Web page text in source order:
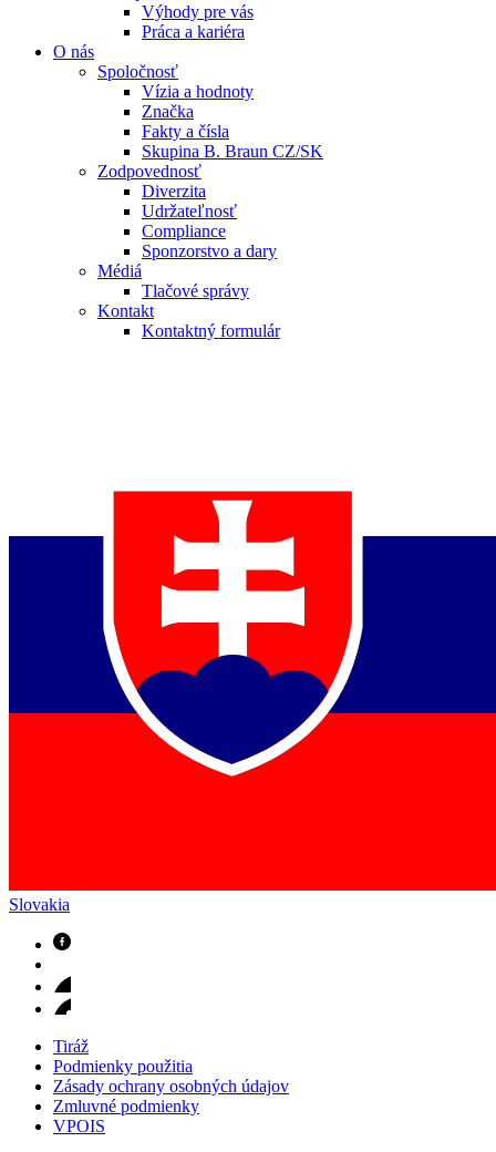
Výhody pre vás
Práca a kariéra
O nás
Spoločnosť
Vízia a hodnoty
Značka
Fakty a čísla
Skupina B. Braun CZ/SK
Zodpovednosť
Diverzita
Udržateľnosť
Compliance
Sponzorstvo a dary
Médiá
Tlačové správy
Kontakt
Kontaktný formulár
Slovakia
Tiráž
Podmienky použitia
Zásady ochrany osobných údajov
Zmluvné podmienky
VPOIS